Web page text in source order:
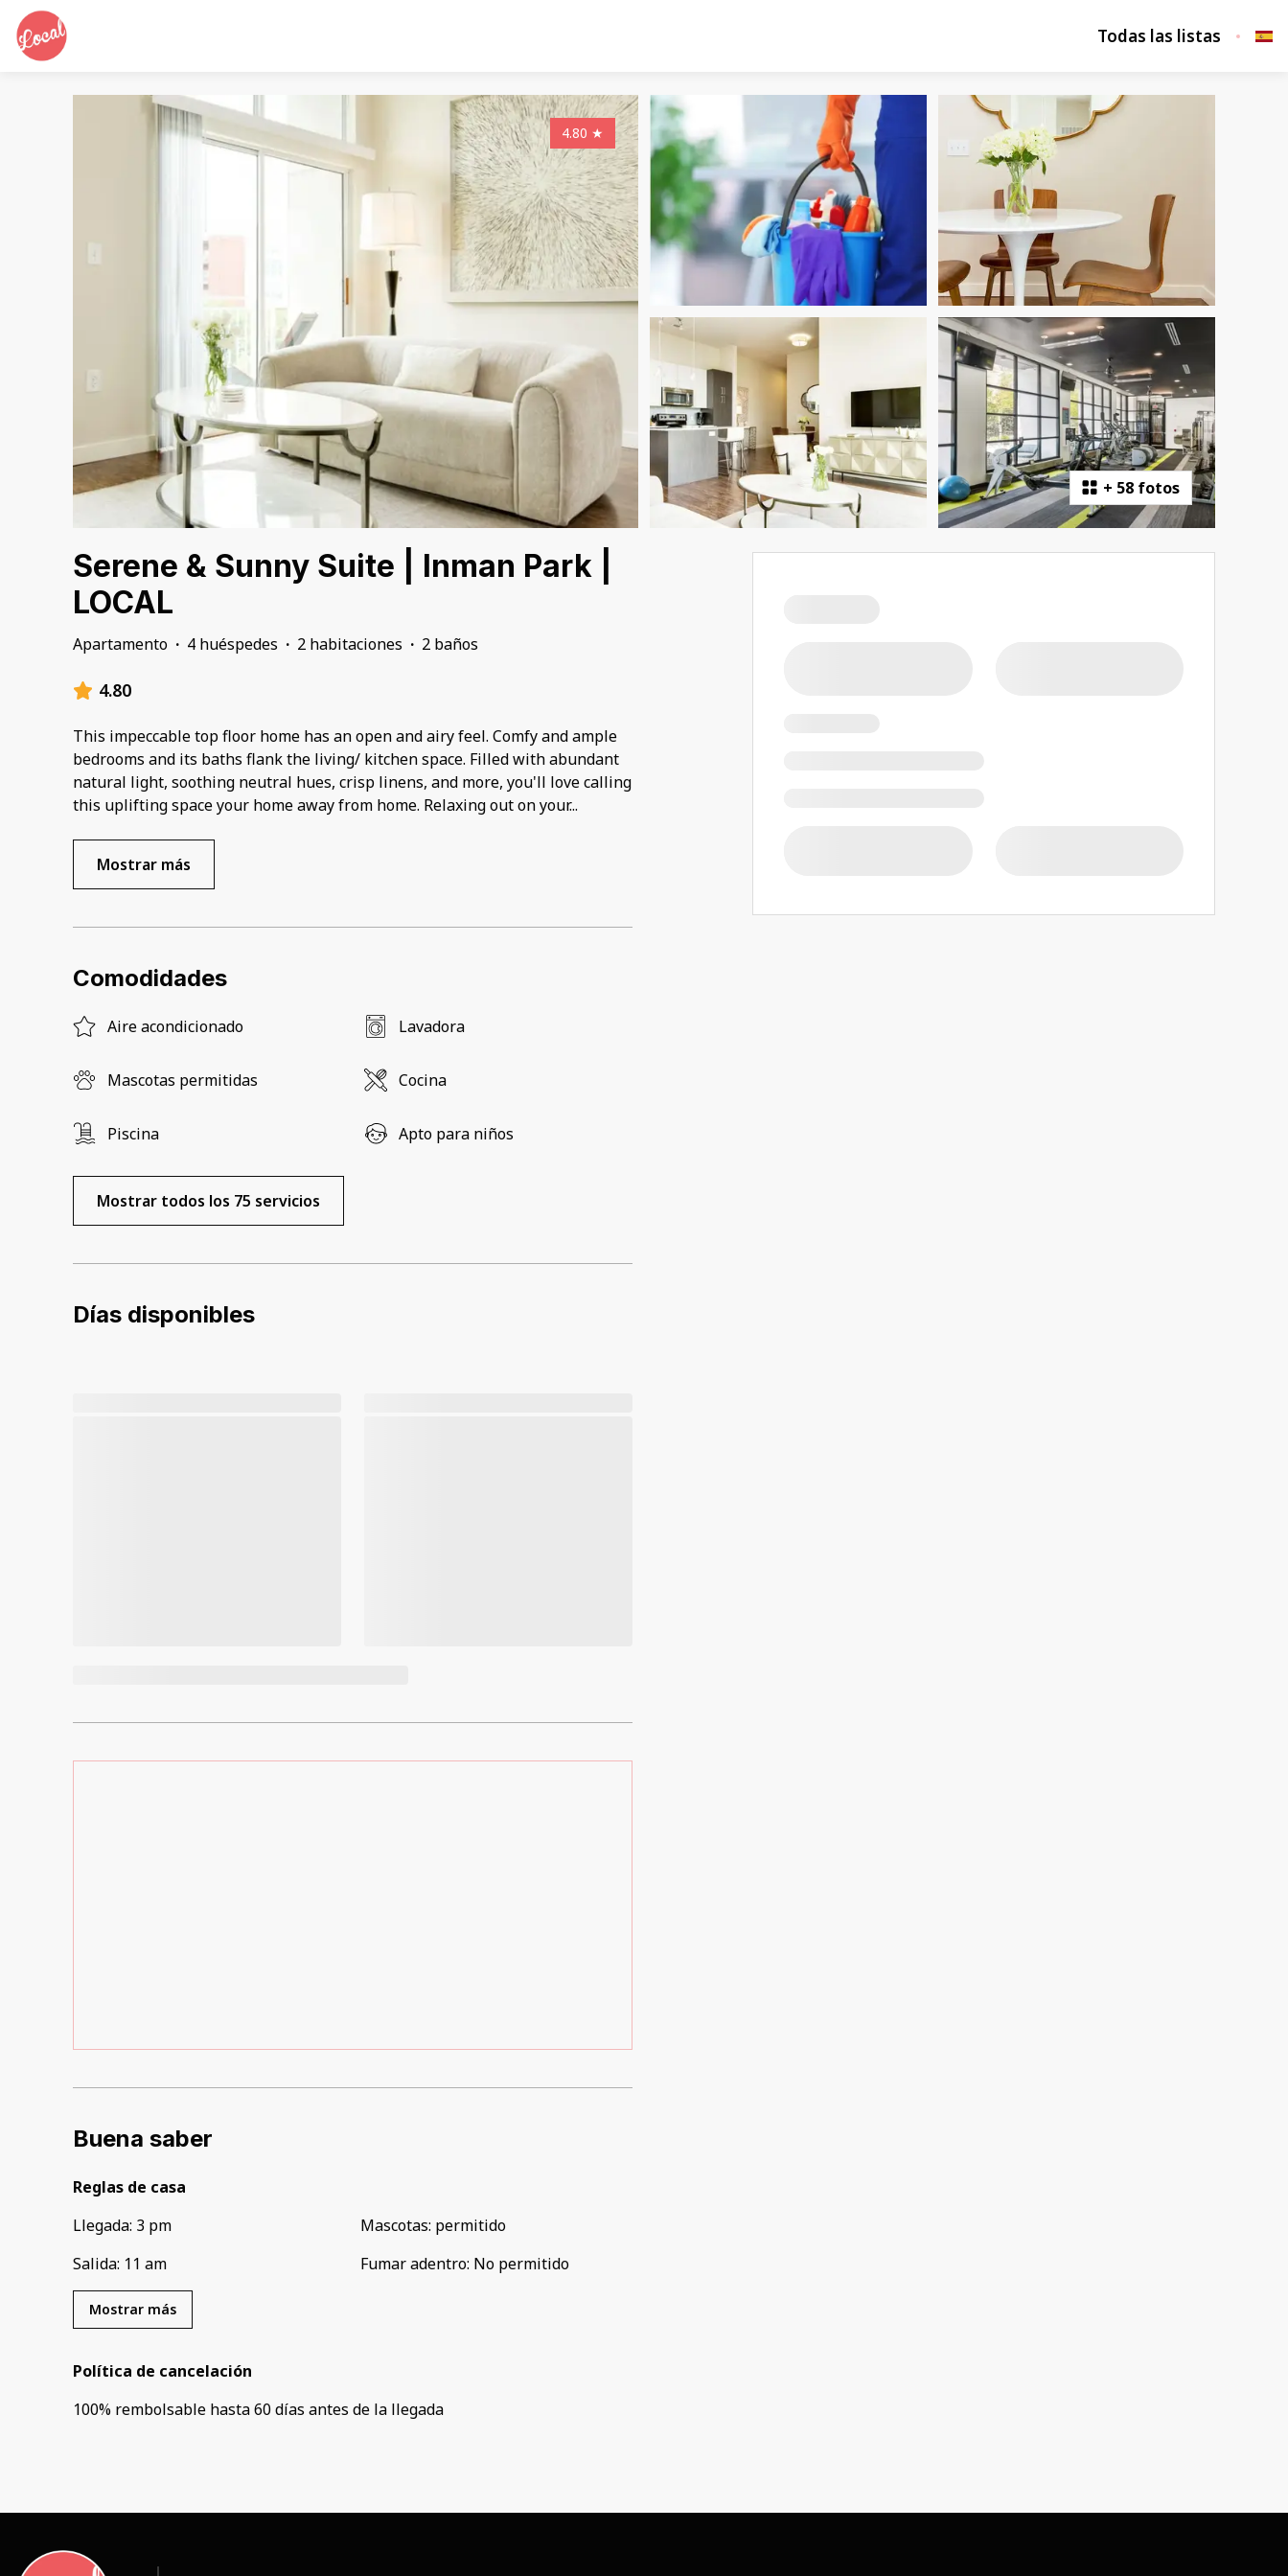
Todas las listas
+ 58 fotos
4.80 ★
Serene & Sunny Suite | Inman Park |
LOCAL
Apartamento · 4 huéspedes · 2 habitaciones · 2 baños
4.80
This impeccable top floor home has an open and airy feel. Comfy and ample
bedrooms and its baths flank the living/ kitchen space. Filled with abundant
natural light, soothing neutral hues, crisp linens, and more, you'll love calling
this uplifting space your home away from home. Relaxing out on your...
Mostrar más
Comodidades
Aire acondicionado Lavadora
Mascotas permitidas Cocina
Piscina Apto para niños
Mostrar todos los 75 servicios
Días disponibles
Buena saber
Reglas de casa
Llegada: 3 pm
Salida: 11 am
Mascotas: permitido
Fumar adentro: No permitido
Mostrar más
Política de cancelación
100% rembolsable hasta60 días antes de la llegada